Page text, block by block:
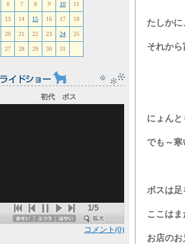
6 7 8 9 10 11
13 14 15 16 17 18
20 21 22 23 24 25
27 28 29 30 31
初代 ボス
1/5
コメント(0)
たしか
それか
にょん
でも～寒
ボスは足
ここは
お店の